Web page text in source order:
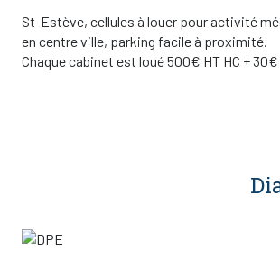
St-Estève, cellules à louer pour activité
en centre ville, parking facile à proximité.
Chaque cabinet est loué 500€ HT HC +